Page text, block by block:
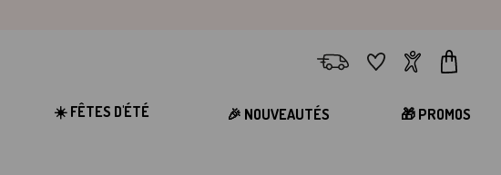
LivraisonFavorisComptePanier
☀️ FÊTES D'ÉTÉ 🎉 NOUVEAUTÉS 🎁 PROMOS